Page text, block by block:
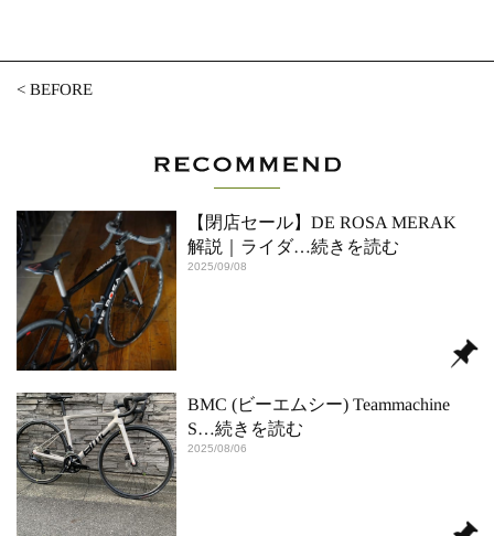
<BEFORE
【閉店セール】DE ROSA MERAK
解説｜ライダ…続きを読む
2025/09/08
BMC (ビーエムシー) Teammachine
S…続きを読む
2025/08/06